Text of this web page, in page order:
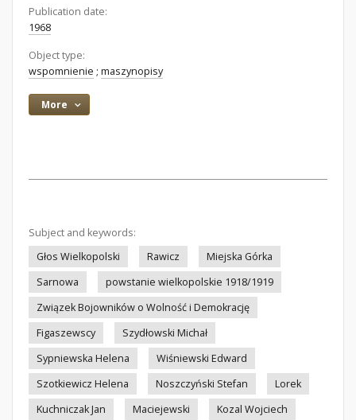
Publication date:
1968
Object type:
wspomnienie ; maszynopisy
More
Subject and keywords:
Głos Wielkopolski
Rawicz
Miejska Górka
Sarnowa
powstanie wielkopolskie 1918/1919
Związek Bojowników o Wolność i Demokrację
Figaszewscy
Szydłowski Michał
Sypniewska Helena
Wiśniewski Edward
Szotkiewicz Helena
Noszczyński Stefan
Lorek
Kuchniczak Jan
Maciejewski
Kozal Wojciech